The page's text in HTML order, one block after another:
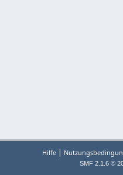
Hilfe |
SMF 2.1.6 ©